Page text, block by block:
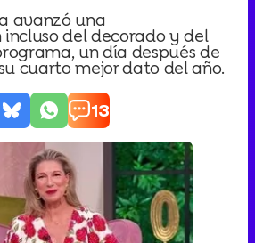
avanzó una
del decorado y del
un día después de
cuarto mejor dato del año.
13